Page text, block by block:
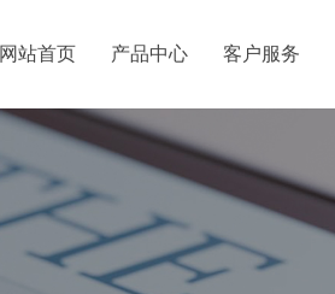
网站首页 产品中心 客户服务